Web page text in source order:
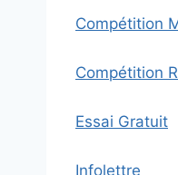
Compétition
Compétition
Essai Gratuit
Infolettre